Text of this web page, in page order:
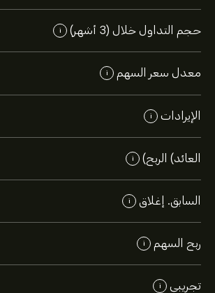
حجم التداول خلال (3 أشهر) i
معدل سعر السهم i
الإيرادات i
العائد) الربح) i
السابق. إغلاق i
ربح السهم i
تجريبي i